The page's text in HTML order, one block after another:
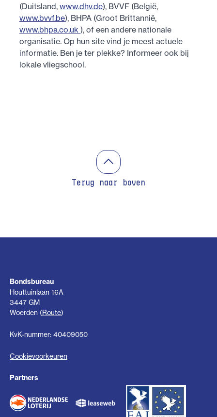
(Duitsland, www.dhv.de), BVVF (België,
www.bvvf.be), BHPA (Groot Brittannië,
www.bhpa.co.uk ), of een andere nationale
organisatie. Op hun site vind je meest actuele
informatie. Ben je ter plekke? Informeer ook bij
lokale vliegschool.
Terug naar boven
Bondsbureau
Houttuinlaan 16A
3447 GM
Woerden (Route)
KvK-nummer: 40409050
Cookievoorkeuren
Partners